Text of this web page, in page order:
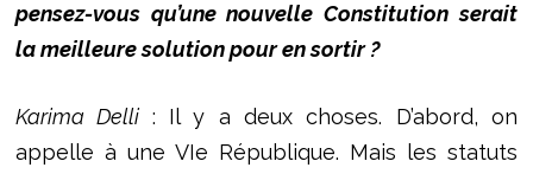
pensez-vous qu’une nouvelle Constitution serait
la meilleure solution pour en sortir ?
Karima Delli : Il y a deux choses. D’abord, on
appelle à une VIe République. Mais les statuts